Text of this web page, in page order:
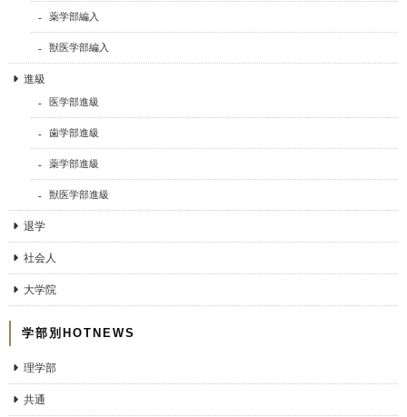
薬学部編入
獣医学部編入
進級
医学部進級
歯学部進級
薬学部進級
獣医学部進級
退学
社会人
大学院
学部別HOTNEWS
理学部
共通